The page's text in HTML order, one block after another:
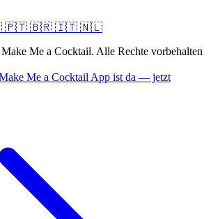
🇵🇹 🇧🇷 🇮🇹 🇳🇱
Me a Cocktail. Alle Rechte vorbehalten
Me a Cocktail App ist da — jetzt